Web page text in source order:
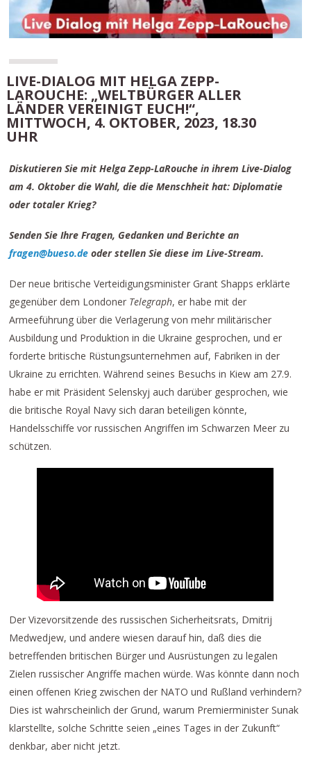
LIVE-DIALOG MIT HELGA ZEPP-
LAROUCHE: „WELTBÜRGER ALLER
LÄNDER VEREINIGT EUCH!“,
MITTWOCH, 4. OKTOBER, 2023, 18.30
UHR
Diskutieren Sie mit Helga Zepp-LaRouche in ihrem Live-Dialog
am 4. Oktober die Wahl, die die Menschheit hat: Diplomatie
oder totaler Krieg?
Senden Sie Ihre Fragen, Gedanken und Berichte an
fragen@bueso.de oder stellen Sie diese im Live-Stream.
Der neue britische Verteidigungsminister Grant Shapps erklärte
gegenüber dem Londoner Telegraph, er habe mit der
Armeeführung über die Verlagerung von mehr militärischer
Ausbildung und Produktion in die Ukraine gesprochen, und er
forderte britische Rüstungsunternehmen auf, Fabriken in der
Ukraine zu errichten. Während seines Besuchs in Kiew am 27.9.
habe er mit Präsident Selenskyj auch darüber gesprochen, wie
die britische Royal Navy sich daran beteiligen könnte,
Handelsschiffe vor russischen Angriffen im Schwarzen Meer zu
schützen.
Der Vizevorsitzende des russischen Sicherheitsrats, Dmitrij
Medwedjew, und andere wiesen darauf hin, daß dies die
betreffenden britischen Bürger und Ausrüstungen zu legalen
Zielen russischer Angriffe machen würde. Was könnte dann noch
einen offenen Krieg zwischen der NATO und Rußland verhindern?
Dies ist wahrscheinlich der Grund, warum Premierminister Sunak
klarstellte, solche Schritte seien „eines Tages in der Zukunft“
denkbar, aber nicht jetzt.